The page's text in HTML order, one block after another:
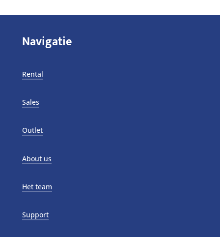
Navigatie
Rental
Sales
Outlet
About us
Het team
Support